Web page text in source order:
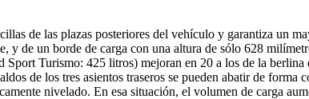
de las plazas posteriores del vehículo y garantiza un
y de un borde de carga con una altura de sólo 628
Turismo: 425 litros) mejoran en 20 a los de la
de los tres asientos traseros se pueden abatir de
nivelado. En esa situación, el volumen de carga